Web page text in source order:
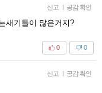
신고 | 공감 확인
새기들이 많은거지?
0
0
신고 | 공감 확인